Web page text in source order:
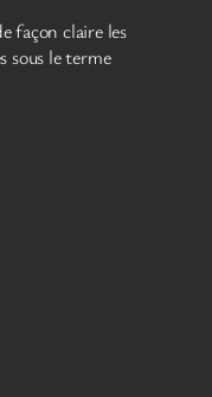
façon claire les
sous le terme